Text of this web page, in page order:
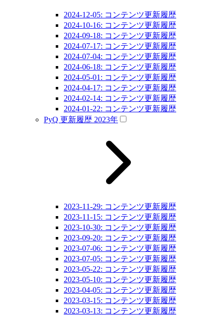
2024-12-05: コンテンツ更新履歴
2024-10-16: コンテンツ更新履歴
2024-09-18: コンテンツ更新履歴
2024-07-17: コンテンツ更新履歴
2024-07-04: コンテンツ更新履歴
2024-06-18: コンテンツ更新履歴
2024-05-01: コンテンツ更新履歴
2024-04-17: コンテンツ更新履歴
2024-02-14: コンテンツ更新履歴
2024-01-22: コンテンツ更新履歴
PyQ 更新履歴 2023年
2023-11-29: コンテンツ更新履歴
2023-11-15: コンテンツ更新履歴
2023-10-30: コンテンツ更新履歴
2023-09-20: コンテンツ更新履歴
2023-07-06: コンテンツ更新履歴
2023-07-05: コンテンツ更新履歴
2023-05-22: コンテンツ更新履歴
2023-05-10: コンテンツ更新履歴
2023-04-05: コンテンツ更新履歴
2023-03-15: コンテンツ更新履歴
2023-03-13: コンテンツ更新履歴